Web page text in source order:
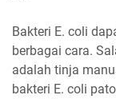
Bakteri E. coli
berbagai cara.
adalah tinja
bakteri E. coli